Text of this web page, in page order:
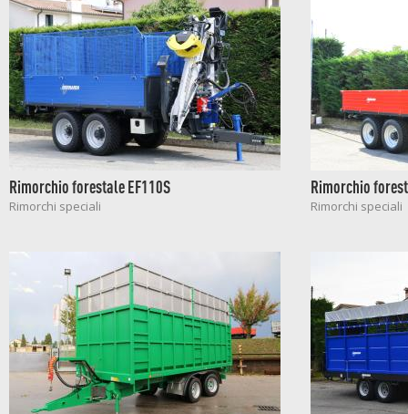
Rimorchio forestale EF110S
Rimorchi speciali
Rimorchio
Rimorchi speciali